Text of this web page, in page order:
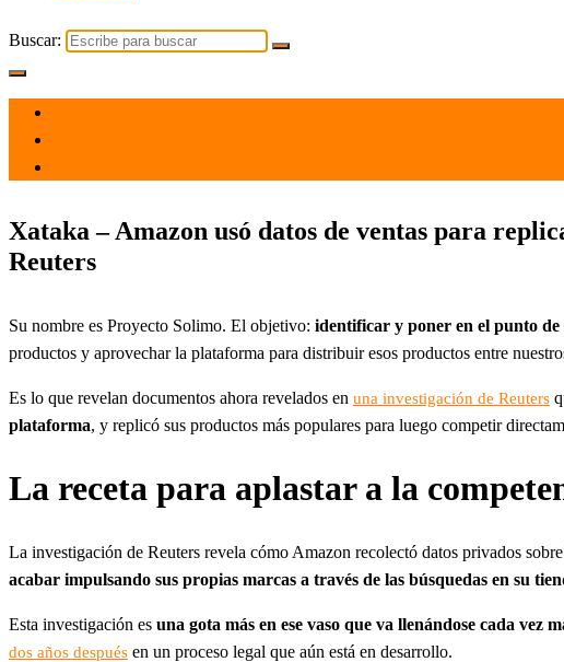
Buscar:
Xataka – Amazon usó datos de ventas para
Reuters
Su nombre es Proyecto Solimo. El objetivo: identificar y poner en el punto
productos y aprovechar la plataforma para distribuir esos productos entre
Es lo que revelan documentos ahora revelados en una investigación de Reuters
plataforma, y replicó sus productos más populares para luego competir
La receta para aplastar a la
La investigación de Reuters revela cómo Amazon recolectó datos privados
acabar impulsando sus propias marcas a través de las búsquedas en su
Esta investigación es una gota más en ese vaso que va llenándose cada vez
dos años después en un proceso legal que aún está en desarrollo.